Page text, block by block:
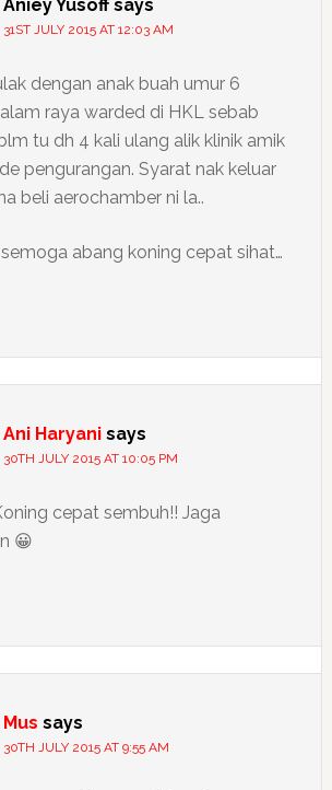
Aniey Yusoff says
31ST JULY 2015 AT 12:03 AM
dengan anak buah umur 6
raya warded di HKL sebab
tu dh 4 kali ulang alik klinik amik
pengurangan. Syarat nak keluar
beli aerochamber ni la..
abang koning cepat sihat…
Ani Haryani says
30TH JULY 2015 AT 10:05 PM
cepat sembuh!! Jaga
😀
Mus says
30TH JULY 2015 AT 9:55 AM